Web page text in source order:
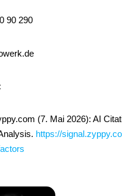
90 290
(7. Mai 2026): AI
https://